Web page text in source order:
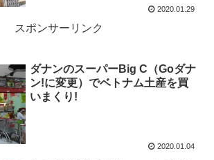
2020.01.29
スポンサーリンク
ダナンのスーパーBig C（Goダナ
ン!に変更）でベトナム土産を買
いまくり!
2020.01.04